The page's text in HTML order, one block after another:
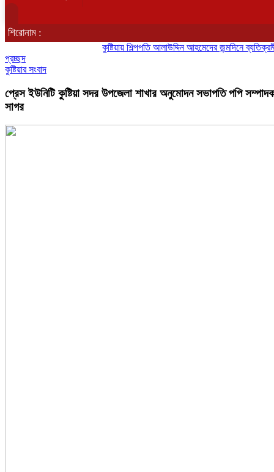
শিরোনাম :
কুষ্টিয়ায় শিল্পপতি আলাউদ্দিন আহমেদের জন্মদিনে ব্যতিক্রমী
প্রচ্ছদ
কুষ্টিয়ার সংবাদ
প্রেস ইউনিটি কুষ্টিয়া সদর উপজেলা শাখার অনুমোদন সভাপতি পপি
সাগর